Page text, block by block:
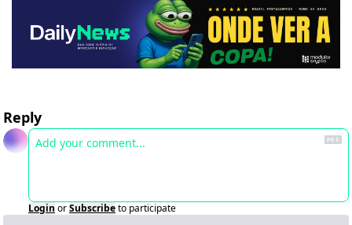
Reply
Login orSubscribeto participate